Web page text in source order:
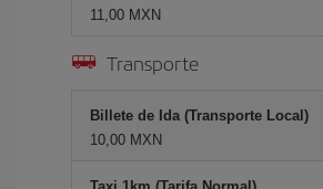
11,00 MXN
Transporte
Billete de Ida (Transporte Local)
10,00 MXN